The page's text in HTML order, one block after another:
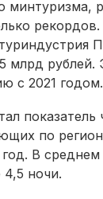
минтуризма,
млрд рублей.
с 2021 годом.
показатель
по
В
4,5 ночи.